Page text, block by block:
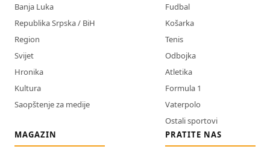
Banja Luka
Republika Srpska / BiH
Region
Svijet
Hronika
Kultura
Saopštenje za medije
Fudbal
Košarka
Tenis
Odbojka
Atletika
Formula 1
Vaterpolo
Ostali sportovi
MAGAZIN
PRATITE NAS